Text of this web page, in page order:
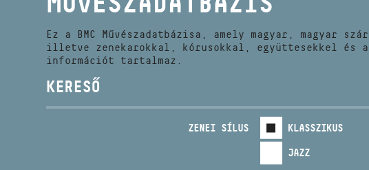
ZENEI KÖNYVTÁR, ONLINE
KATALÓGUS
Ez a BMC Művészadatbázisa, amely magyar, magyar
illetve zenekarokkal, kórusokkal, együttesekkel és
információt tartalmaz.
KERESŐ
ZENEI SÍLUS KLASSZIKUS
JAZZ